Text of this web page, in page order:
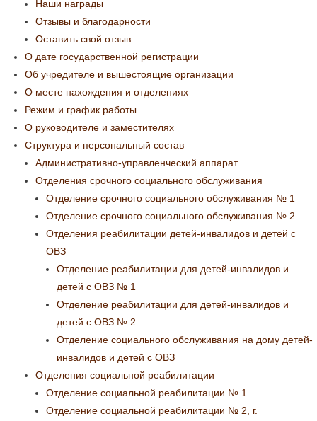
Наши награды
Отзывы и благодарности
Оставить свой отзыв
О дате государственной регистрации
Об учредителе и вышестоящие организации
О месте нахождения и отделениях
Режим и график работы
О руководителе и заместителях
Структура и персональный состав
Административно-управленческий аппарат
Отделения срочного социального обслуживания
Отделение срочного социального обслуживания № 1
Отделение срочного социального обслуживания № 2
Отделения реабилитации детей-инвалидов и детей с
ОВЗ
Отделение реабилитации для детей-инвалидов и
детей с ОВЗ № 1
Отделение реабилитации для детей-инвалидов и
детей с ОВЗ № 2
Отделение социального обслуживания на дому детей-
инвалидов и детей с ОВЗ
Отделения социальной реабилитации
Отделение социальной реабилитации № 1
Отделение социальной реабилитации № 2, г.